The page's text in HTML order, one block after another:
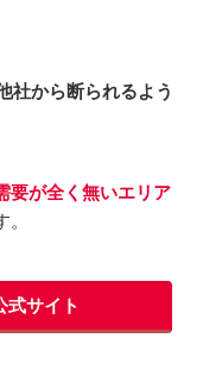
社から断られるよう
要が全く無いエリア
式サイト